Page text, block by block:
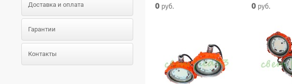
Доставка и оплата
Гарантии
Контакты
0 руб. 0 руб.